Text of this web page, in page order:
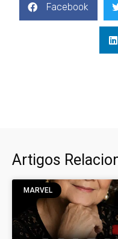
Facebook
Artigos
MARVEL